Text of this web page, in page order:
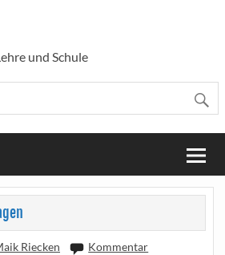
und Schule
Riecken
Kommentar